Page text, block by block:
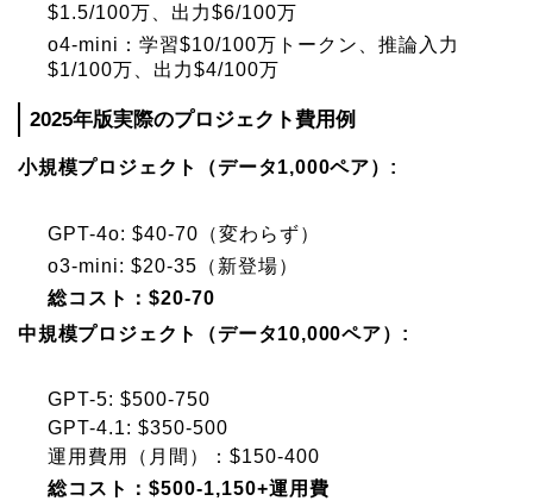
$1.5/100万、出力$6/100万
o4-mini：学習$10/100万トークン、推論入力
$1/100万、出力$4/100万
2025年版実際のプロジェクト費用例
小規模プロジェクト（データ1,000ペア）:
GPT-4o: $40-70（変わらず）
o3-mini: $20-35（新登場）
総コスト：$20-70
中規模プロジェクト（データ10,000ペア）:
GPT-5: $500-750
GPT-4.1: $350-500
運用費用（月間）：$150-400
総コスト：$500-1,150+運用費